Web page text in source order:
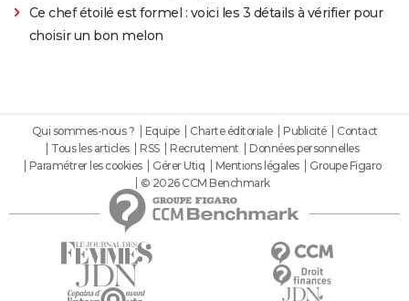
Ce chef étoilé est formel : voici les 3 détails à vérifier pour
choisir un bon melon
Qui sommes-nous ? Equipe Charte éditoriale Publicité
Contact
Tous les articles
RSS Recrutement
Données personnelles
Paramétrer les cookies
Gérer Utiq Mentions légales
Groupe Figaro
© 2026 CCM Benchmark